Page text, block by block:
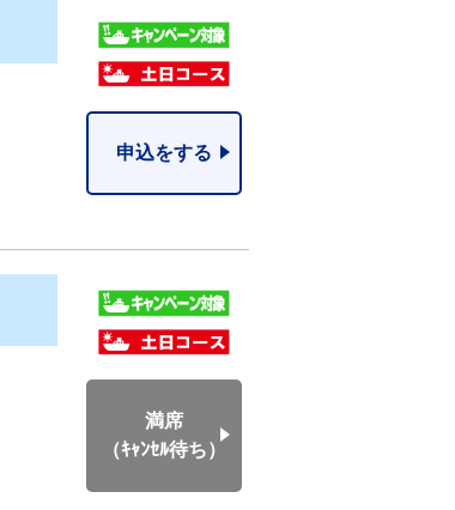
申込をする
満席
（ｷｬﾝｾﾙ待ち）